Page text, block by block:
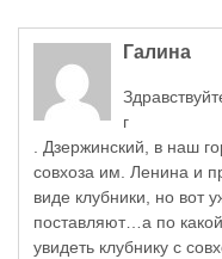
Галина
г
. Дзержинский, в наш
совхоза им. Ленина и
виде клубники, но вот
поставляют…а по
увидеть клубнику с